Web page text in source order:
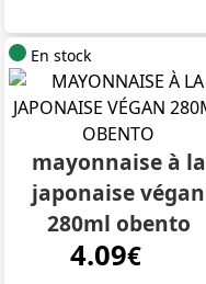
En stock
mayonnaise à la
japonaise végan
280ml obento
4.09€